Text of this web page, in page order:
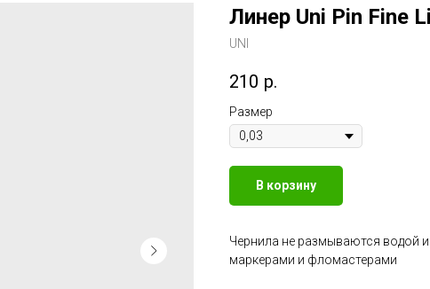
Линер Uni Pin Fine
UNI
210 р.
Размер
В корзину
Чернила не размываются водой
маркерами и фломастерами